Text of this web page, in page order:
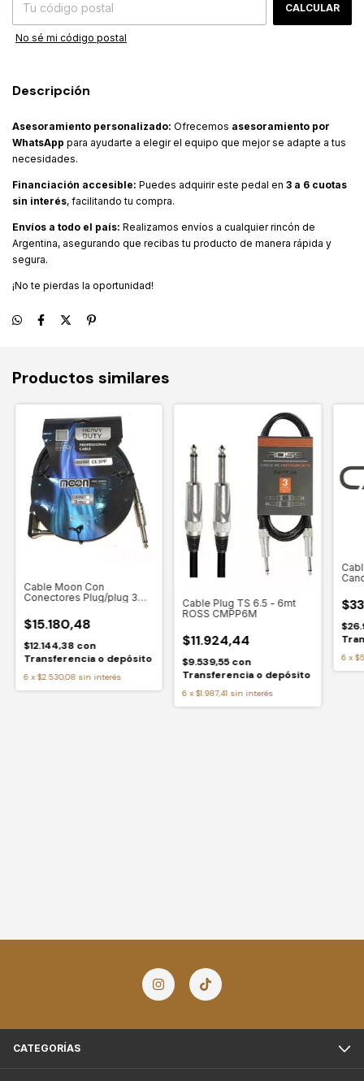
CALCULAR
No sé mi código postal
Descripción
Asesoramiento personalizado: Ofrecemos asesoramiento por
WhatsApp para ayudarte a elegir el equipo que mejor se adapte a tus
necesidades.
Financiación accesible: Puedes adquirir este pedal en 3 a 6 cuotas
sin interés, facilitando tu compra.
Envíos a todo el país: Realizamos envíos a cualquier rincón de
Argentina, asegurando que recibas tu producto de manera rápida y
segura.
¡No te pierdas la oportunidad!
Productos similares
Cable Moon Con
Conectores Plug/plug 3
$15.180,48
$12.144,38 con
Transferencia o depósito
6 x$2.530,08 sin interés
Cable Plug TS 6.5 - 6mt
ROSS CMPP6M
$11.924,44
$9.539,55con
Transferencia o depósito
6 x$1.987,41 sin interés
6 x
CATEGORÍAS